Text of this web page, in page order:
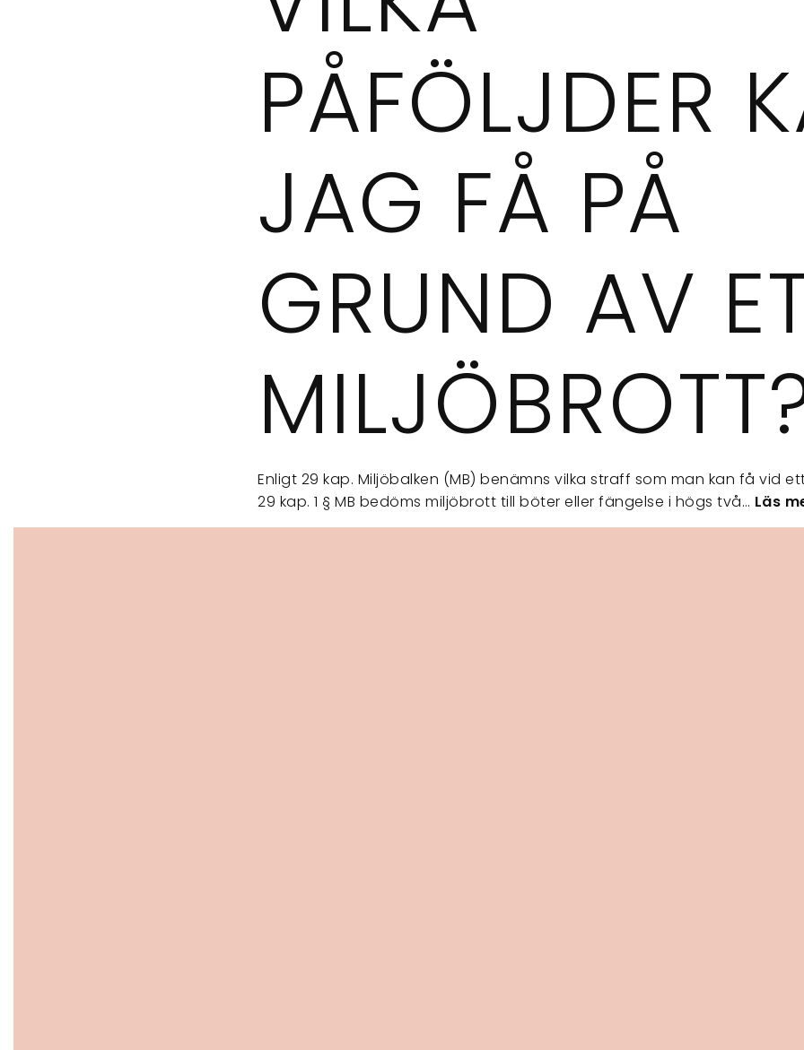
PÅFÖLJDER
JAG FÅ PÅ
GRUND AV
Enligt 29 kap. Miljöbalken (MB) benämns vilka straff som man kan få vid
29 kap. 1 § MB bedöms miljöbrott till böter eller fängelse i högs två… Läs